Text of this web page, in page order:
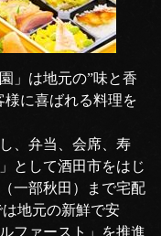
」は地元の”味と香
様に喜ばれる料理を
、弁当、会席、寿
として酒田市をはじ
一部秋田）まで宅配
地元の新鮮で安
ファースト」を推進